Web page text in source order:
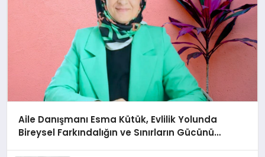
Aile Danışmanı Esma Kütük, Evlilik Yolunda
Bireysel Farkındalığın ve Sınırların Gücünü